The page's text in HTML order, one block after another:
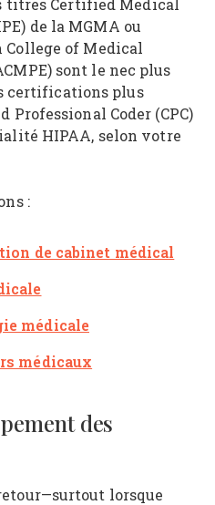
titres Certified Medical
de la MGMA ou
of Medical
sont le nec plus
certifications plus
Professional Coder (CPC)
HIPAA, selon votre
:
de cabinet médical
médicale
médicaux
des
lorsque